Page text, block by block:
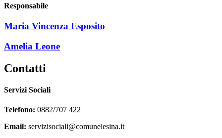
Responsabile
Maria Vincenza Esposito
Amelia Leone
Contatti
Servizi Sociali
Telefono: 0882/707 422
Email: servizisociali@comunelesina.it